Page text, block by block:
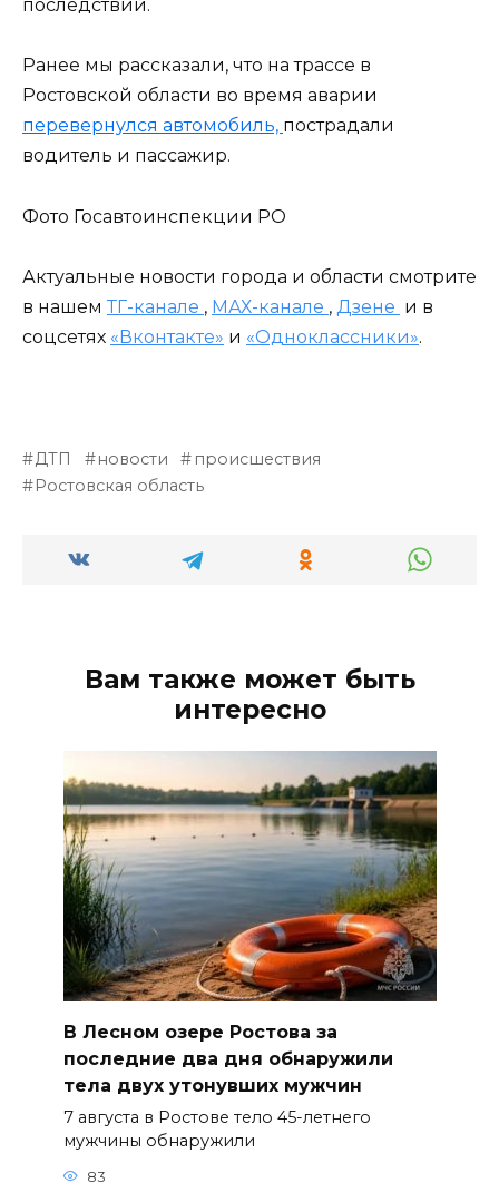
последствий.
Ранее мы рассказали, что на трассе в
Ростовской области во время аварии
перевернулся автомобиль, пострадали
водитель и пассажир.
Фото Госавтоинспекции РО
Актуальные новости города и области смотрите
в нашем ТГ-канале , МАХ-канале , Дзене и в
соцсетях «Вконтакте» и «Одноклассники».
ДТП новости
происшествия
Ростовская область
Вам также может быть
интересно
В Лесном озере Ростова за
последние два дня обнаружили
тела двух утонувших мужчин
7 августа в Ростове тело 45-летнего
мужчины обнаружили
83